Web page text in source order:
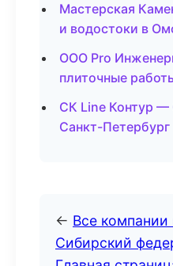
Мастерская
и водостоки в
ООО Pro
плиточные
СК Line Контур —
Санкт-Петербург
← Все компании
Сибирский